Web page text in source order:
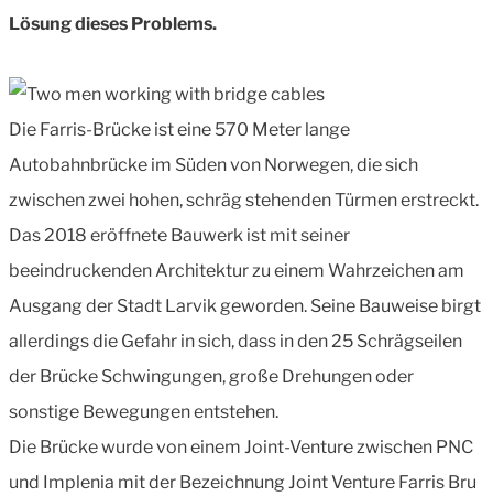
Lösung dieses Problems.
Die Farris-Brücke ist eine 570 Meter lange
Autobahnbrücke im Süden von Norwegen, die sich
zwischen zwei hohen, schräg stehenden Türmen erstreckt.
Das 2018 eröffnete Bauwerk ist mit seiner
beeindruckenden Architektur zu einem Wahrzeichen am
Ausgang der Stadt Larvik geworden. Seine Bauweise birgt
allerdings die Gefahr in sich, dass in den 25 Schrägseilen
der Brücke Schwingungen, große Drehungen oder
sonstige Bewegungen entstehen.
Die Brücke wurde von einem Joint-Venture zwischen PNC
und Implenia mit der Bezeichnung Joint Venture Farris Bru